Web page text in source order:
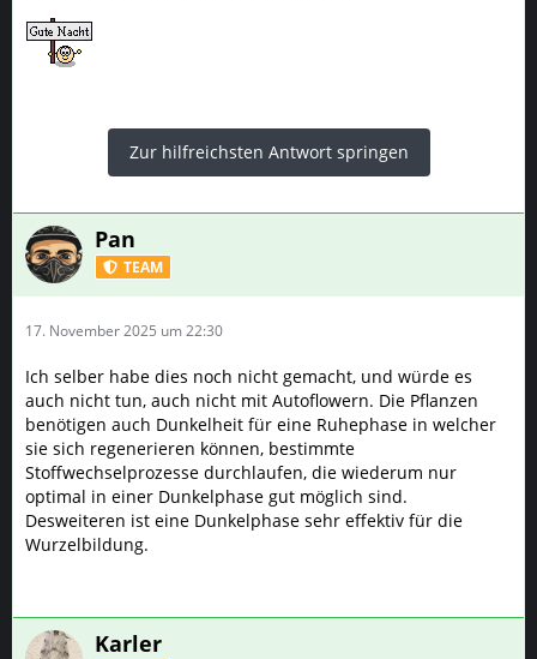
Zur hilfreichsten Antwort springen
Pan
TEAM
17. November 2025 um 22:30
Ich selber habe dies noch nicht gemacht, und würde es
auch nicht tun, auch nicht mit Autoflowern. Die Pflanzen
benötigen auch Dunkelheit für eine Ruhephase in welcher
sie sich regenerieren können, bestimmte
Stoffwechselprozesse durchlaufen, die wiederum nur
optimal in einer Dunkelphase gut möglich sind.
Desweiteren ist eine Dunkelphase sehr effektiv für die
Wurzelbildung.
Karler